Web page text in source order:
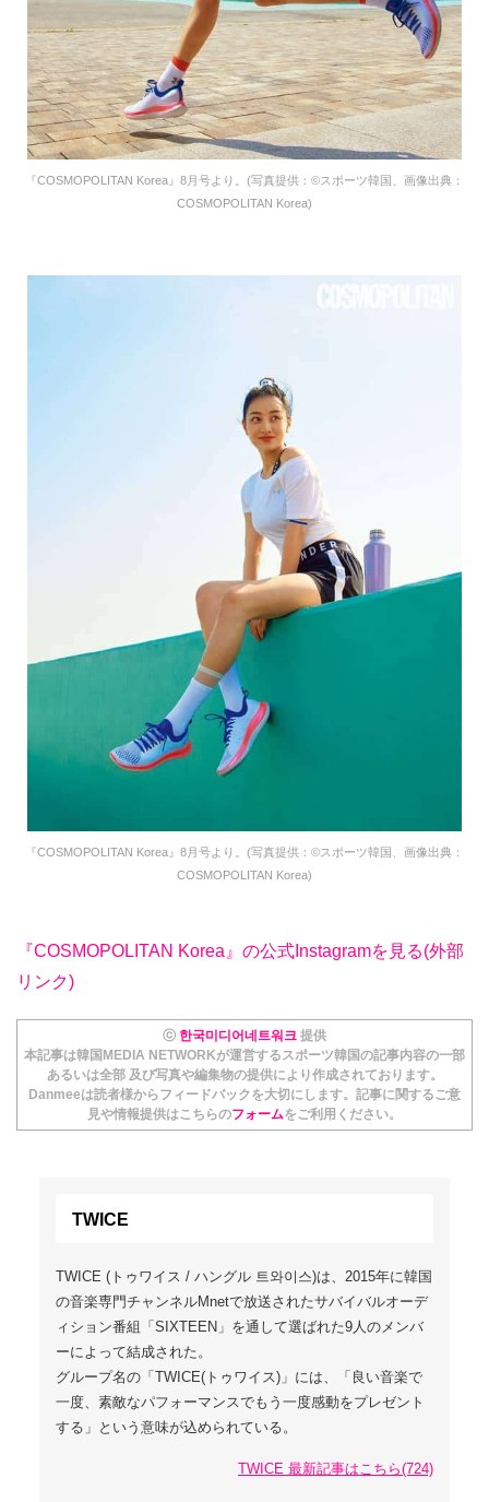
『COSMOPOLITAN Korea』8月号より。(写真提供：©スポーツ韓国、画像出典：
COSMOPOLITAN Korea)
『COSMOPOLITAN Korea』8月号より。(写真提供：©スポーツ韓国、画像出典：
COSMOPOLITAN Korea)
『COSMOPOLITAN Korea』の公式Instagramを見る(外部
リンク)
ⓒ 한국미디어네트워크 提供
本記事は韓国MEDIA NETWORKが運営するスポーツ韓国の記事内容の一部
あるいは全部 及び写真や編集物の提供により作成されております。
Danmeeは読者様からフィードバックを大切にします。記事に関するご意
見や情報提供はこちらのフォームをご利用ください。
TWICE
TWICE (トゥワイス / ハングル 트와이스)は、2015年に韓国
の音楽専門チャンネルMnetで放送されたサバイバルオーデ
ィション番組「SIXTEEN」を通して選ばれた9人のメンバ
ーによって結成された。
グループ名の「TWICE(トゥワイス)」には、「良い音楽で
一度、素敵なパフォーマンスでもう一度感動をプレゼント
する」という意味が込められている。
TWICE 最新記事はこちら(724)